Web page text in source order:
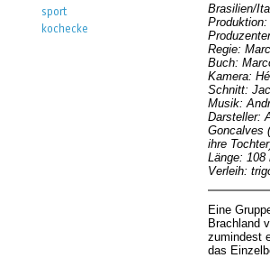
Brasilien/
Regie:
Buch:
Kamera:
Schnitt:
Musik:
Darsteller:
Goncalves
ihre
Länge: 108
Verleih:
Eine
Brachland
zumindest
das